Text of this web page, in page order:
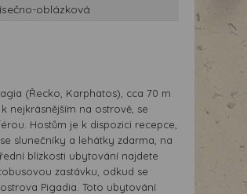
oblázková
(Řecko, Karphatos), cca 70 m
nejkrásnějším na ostrově, se
Hostům je k dispozici recepce,
slunečníky a lehátky zdarma, na
blízkosti ubytování najdete
zastávku, odkud se
Pigadia. Toto ubytování